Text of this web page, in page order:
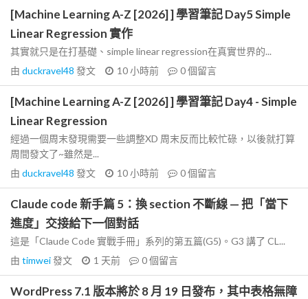
[Machine Learning A-Z [2026] ] 學習筆記 Day5 Simple
Linear Regression 實作
其實就只是在打基礎、simple linear regression在真實世界的...
由 duckravel48 發文 10 小時前 0個留言
[Machine Learning A-Z [2026] ] 學習筆記 Day4 - Simple
Linear Regression
經過一個周末發現需要一些調整XD 周末反而比較忙碌，以後就打算
周間發文了~雖然是...
由 duckravel48 發文 10 小時前 0個留言
Claude code 新手篇 5：換 section 不斷線 — 把「當下
進度」交接給下一個對話
這是「Claude Code 實戰手冊」系列的第五篇(G5)。G3 講了 CL...
由 timwei發文 1 天前 0個留言
WordPress 7.1 版本將於 8 月 19 日發布，其中表格無障